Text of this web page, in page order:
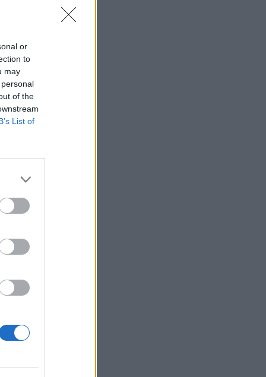
or
to
may
of the
List of
Λουίς ντε λα Φουέντε: Ο προπονητής
της Ισπανίας έχει μπράτσα που θα